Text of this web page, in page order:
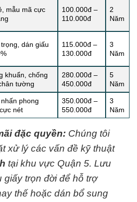
mẫu mã cực
100.000đ –
110.000đ
2
Năm
dán giấu
115.000đ –
130.000đ
3
Năm
khuẩn, chống
tường
280.000đ –
450.000đ
5
Năm
phong
nét
350.000đ –
550.000đ
3
Năm
đặc quyền: Chúng tôi
xử lý các vấn đề kỹ thuật
tại khu vực Quận 5. Lưu
giấy trọn đời để hỗ trợ
thế hoặc dán bổ sung